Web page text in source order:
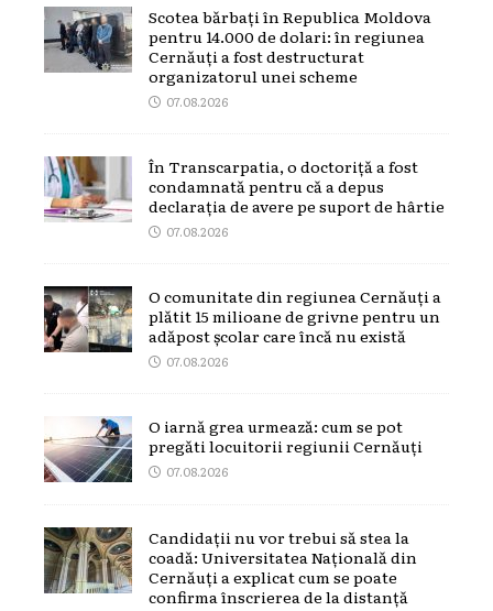
Scotea bărbați în Republica Moldova
pentru 14.000 de dolari: în regiunea
Cernăuți a fost destructurat
organizatorul unei scheme
07.08.2026
În Transcarpatia, o doctoriță a fost
condamnată pentru că a depus
declarația de avere pe suport de hârtie
07.08.2026
O comunitate din regiunea Cernăuți a
plătit 15 milioane de grivne pentru un
adăpost școlar care încă nu există
07.08.2026
O iarnă grea urmează: cum se pot
pregăti locuitorii regiunii Cernăuți
07.08.2026
Candidații nu vor trebui să stea la
coadă: Universitatea Națională din
Cernăuți a explicat cum se poate
confirma înscrierea de la distanță